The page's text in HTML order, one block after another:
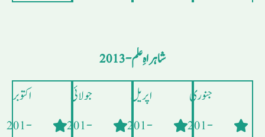
شاہراہِ علم - 2013
جنوری
- 201
اپریل
- 201
جولائی
- 201
اکتوبر
- 201